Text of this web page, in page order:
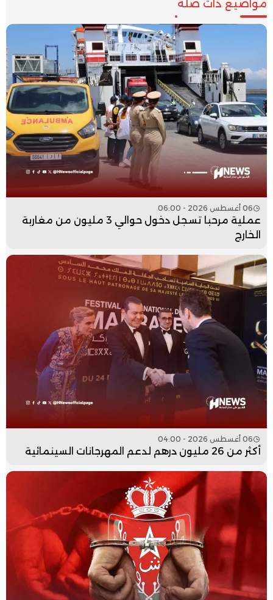
مواضيع ذات صلة
06 أغسطس 2026 - 06:00
عملية مرحبا تسجل دخول حوالي 3 مليون من مغاربة
الخارج
06 أغسطس 2026 - 04:00
أكثر من 26 مليون درهم لدعم المهرجانات السينمائية